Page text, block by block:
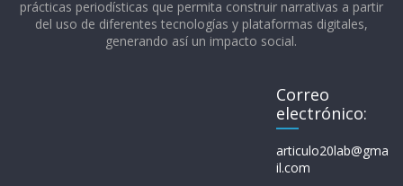
prácticas periodísticas que permita construir narrativas a partir
del uso de diferentes tecnologías y plataformas digitales,
generando así un impacto social.
Correo
electrónico:
articulo20lab@gma
il.com